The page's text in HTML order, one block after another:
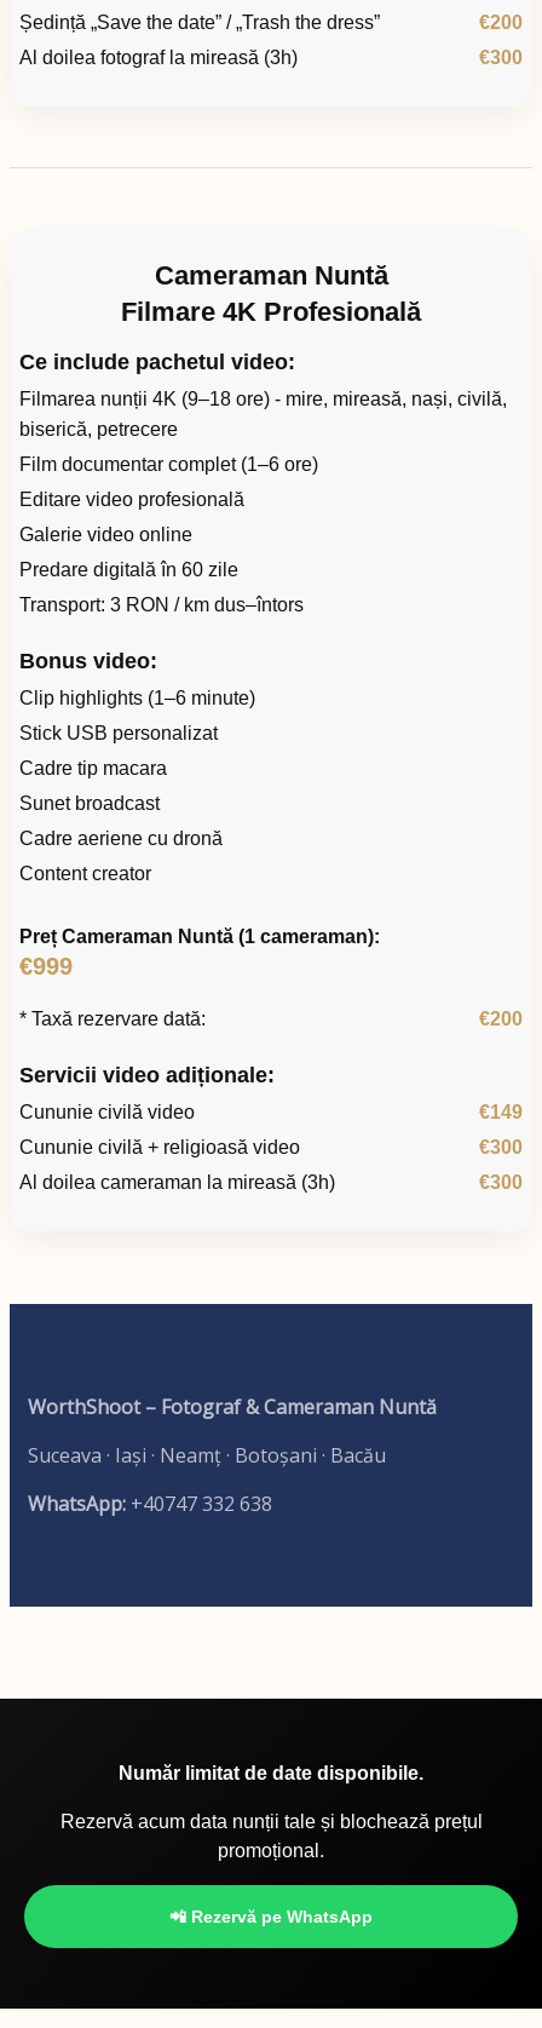
Ședință „Save the date” / „Trash the dress”
€200
Al doilea fotograf la mireasă (3h)
€300
Cameraman Nuntă
Filmare 4K Profesională
Ce include pachetul video:
Filmarea nunții 4K (9–18 ore) - mire, mireasă, nași, civilă,
biserică, petrecere
Film documentar complet (1–6 ore)
Editare video profesională
Galerie video online
Predare digitală în 60 zile
Transport: 3 RON / km dus–întors
Bonus video:
Clip highlights (1–6 minute)
Stick USB personalizat
Cadre tip macara
Sunet broadcast
Cadre aeriene cu dronă
Content creator
Preț Cameraman Nuntă (1 cameraman):
€999
* Taxă rezervare dată: €200
Servicii video adiționale:
Cununie civilă video
€149
Cununie civilă + religioasă video
€300
Al doilea cameraman la mireasă (3h)
€300
WorthShoot – Fotograf & Cameraman Nuntă
Suceava · Iași · Neamț · Botoșani · Bacău
WhatsApp: +40747 332 638
Număr limitat de date disponibile.
Rezervă acum data nunții tale și blochează prețul
promoțional.
📲 Rezervă pe WhatsApp